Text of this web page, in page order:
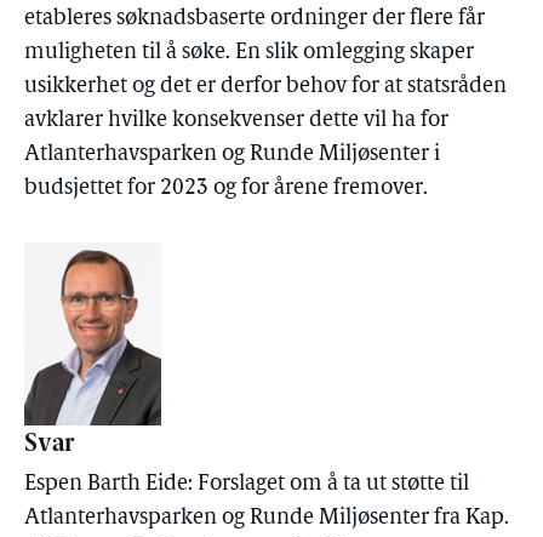
etableres søknadsbaserte ordninger der flere får
muligheten til å søke. En slik omlegging skaper
usikkerhet og det er derfor behov for at statsråden
avklarer hvilke konsekvenser dette vil ha for
Atlanterhavsparken og Runde Miljøsenter i
budsjettet for 2023 og for årene fremover.
Svar
Espen Barth Eide: Forslaget om å ta ut støtte til
Atlanterhavsparken og Runde Miljøsenter fra Kap.